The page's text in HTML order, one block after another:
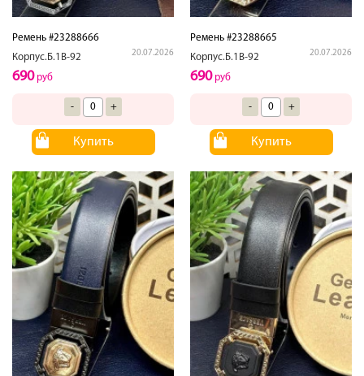
Ремень #23288666
Корпус.Б.1В-92
20.07.2026
690руб
- +
Купить
Ремень #23288665
Корпус.Б.1В-92
20.07.2026
690руб
- +
Купить